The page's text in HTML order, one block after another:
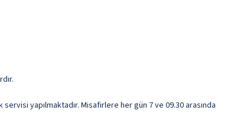
yapılmaktadır. Misafirlere her gün 7 ve 09.30 arasında